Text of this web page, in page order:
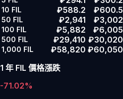
10 FIL ₽588.2 ₽600.5
50 FIL ₽2,941 ₽3,002
100 FIL ₽5,882 ₽6,005
500 FIL ₽29,410 ₽30,020
1,000 FIL ₽58,820 ₽60,050
1 年 FIL 價格漲跌
-71.02%